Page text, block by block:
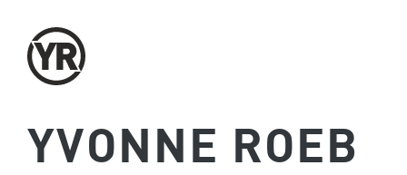
Inhalt
springen
YVONNE ROEB